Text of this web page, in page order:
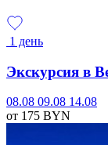
1 день
Экскурсия в
08.08 09.08 14.08
от 175 BYN